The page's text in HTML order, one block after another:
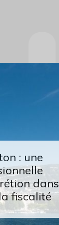
: une
dans
fiscalité